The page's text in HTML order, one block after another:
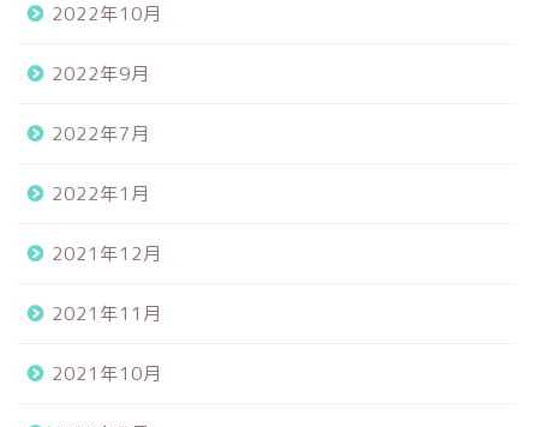
2022年10月
2022年9月
2022年7月
2022年1月
2021年12月
2021年11月
2021年10月